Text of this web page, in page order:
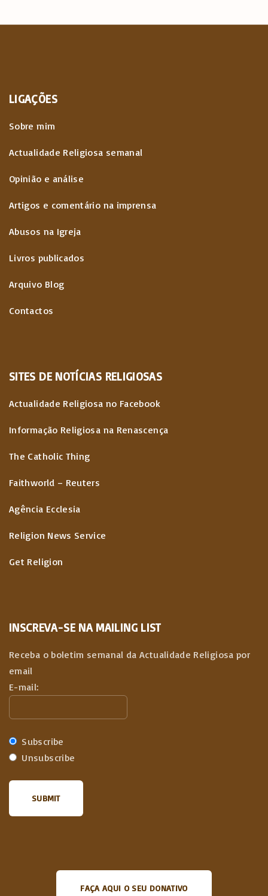
LIGAÇÕES
Sobre mim
Actualidade Religiosa semanal
Opinião e análise
Artigos e comentário na imprensa
Abusos na Igreja
Livros publicados
Arquivo Blog
Contactos
SITES DE NOTÍCIAS RELIGIOSAS
Actualidade Religiosa no Facebook
Informação Religiosa na Renascença
The Catholic Thing
Faithworld – Reuters
Agência Ecclesia
Religion News Service
Get Religion
INSCREVA-SE NA MAILING LIST
Receba o boletim semanal da Actualidade Religiosa por
email
E-mail:
Subscribe
Unsubscribe
FAÇA AQUI O SEU DONATIVO